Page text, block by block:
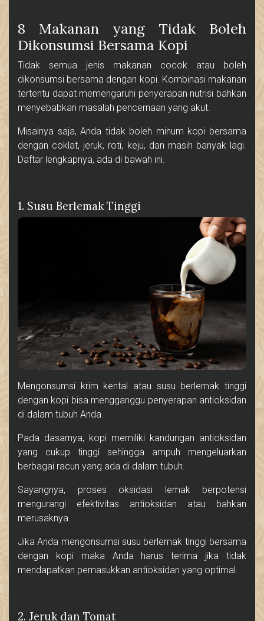
8 Makanan yang Tidak Boleh
Dikonsumsi Bersama Kopi
Tidak semua jenis makanan cocok atau boleh
dikonsumsi bersama dengan kopi. Kombinasi makanan
tertentu dapat memengaruhi penyerapan nutrisi bahkan
menyebabkan masalah pencernaan yang akut.
Misalnya saja, Anda tidak boleh minum kopi bersama
dengan coklat, jeruk, roti, keju, dan masih banyak lagi.
Daftar lengkapnya, ada di bawah ini.
1. Susu Berlemak Tinggi
Mengonsumsi krim kental atau susu berlemak tinggi
dengan kopi bisa mengganggu penyerapan antioksidan
di dalam tubuh Anda.
Pada dasarnya, kopi memiliki kandungan antioksidan
yang cukup tinggi sehingga ampuh mengeluarkan
berbagai racun yang ada di dalam tubuh.
Sayangnya, proses oksidasi lemak berpotensi
mengurangi efektivitas antioksidan atau bahkan
merusaknya.
Jika Anda mengonsumsi susu berlemak tinggi bersama
dengan kopi maka Anda harus terima jika tidak
mendapatkan pemasukkan antioksidan yang optimal.
2. Jeruk dan Tomat